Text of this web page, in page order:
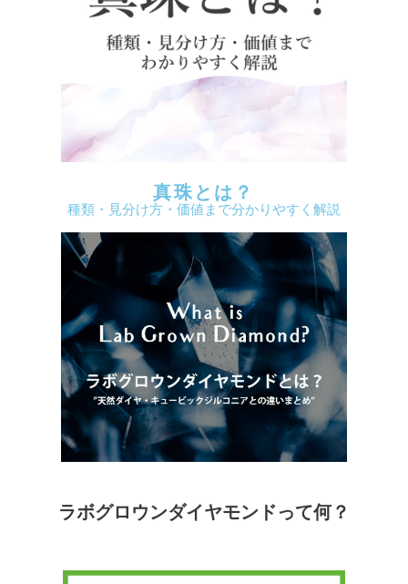
真珠とは？
種類・見分け方・価値まで分かりやすく解説
ラボグロウンダイヤモンドって何？